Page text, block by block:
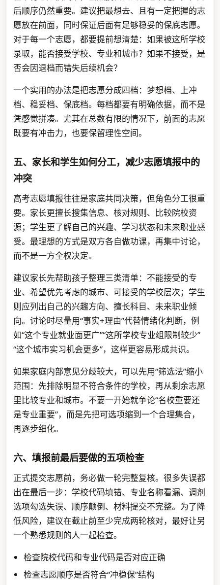
后顺序仍然重要。建议把最想去、且有一定把握的志
愿放在前面，同时保证后面有足够稳妥的保底志愿。
对于每一个志愿，都要提前想清楚：如果被这所学校
录取，能否接受学校、专业和城市？如果不接受，是
否会因退档而错失后续机会？
一个实用的办法是把志愿分成四档：梦想档、上冲
档、稳妥档、保底档。每档都要有明确依据，而不是
凭感觉拼凑。尤其在总数有限的情况下，前面的志愿
既要有冲击力，也要保留理性空间。
五、家长和学生如何分工，减少志愿填报中的
冲突
高考志愿填报往往是家庭共同决策，但角色分工很重
要。家长更擅长搜集信息、核对规则、比较院校资
源；学生更了解自己的兴趣、学习状态和未来职业感
受。最理想的方式是双方各自做功课，再集中讨论，
而不是一方全权决定。
建议家长先帮助孩子整理三类清单：不能接受的专
业、希望优先考虑的城市、可接受的学校层次；学生
则应列出自己的兴趣方向、擅长科目、未来职业倾
向。讨论时尽量用“事实+理由”代替情绪化判断，例
如“这个专业就业面更广”“这所学校专业组限制较少”
“这个城市实习机会更多”，这样更容易形成共识。
如果家庭内部意见分歧较大，可以先用“筛选法”缩小
范围：先排除明显不符合条件的学校，再从剩余志愿
里比较专业和城市。不要一开始就争论“名校重要还
是专业重要”，而是先把可选项缩到一个合理集合，
再逐步细化。
六、填报前最后要做的五项检查
正式提交志愿前，务必做一轮完整复核。很多失误都
出在最后一步：学校代码填错、专业名称看漏、调剂
选项勾选失误、顺序颠倒、材料提交不完整。为了降
低风险，建议在截止前至少完成两轮核对，最好让另
一个熟悉规则的人一起检查。
检查院校代码和专业代码是否对应正确
检查志愿顺序是否符合“冲稳保”结构